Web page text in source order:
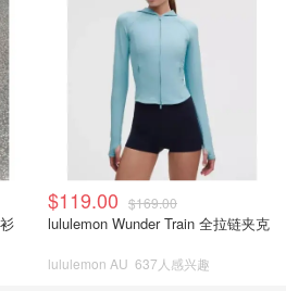
$119.00 $169.00
lululemon Wunder Train 全拉链夹克
lululemon AU 637人感兴趣